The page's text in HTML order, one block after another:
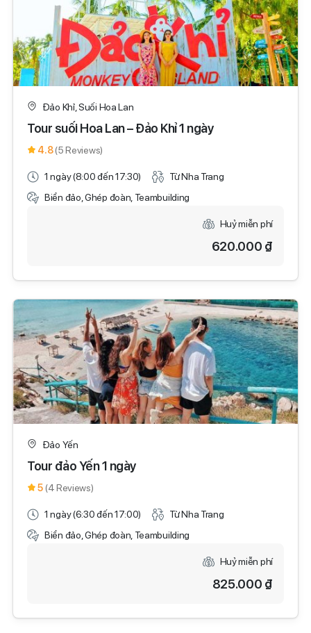
Đảo Khỉ, Suối Hoa Lan
Tour suối Hoa Lan – Đảo Khỉ 1 ngày
4.8(5 Reviews)
1 ngày (8:00 đến 17:30)
Từ Nha Trang
Biển đảo, Ghép đoàn, Teambuilding
Huỷ miễn phí
620.000 ₫
Đảo Yến
Tour đảo Yến 1 ngày
5 (4 Reviews)
1 ngày (6:30 đến 17:00)
Từ Nha Trang
Biển đảo, Ghép đoàn, Teambuilding
Huỷ miễn phí
825.000 ₫